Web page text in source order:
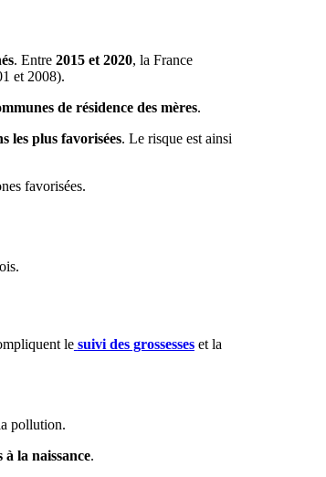
. Entre 2015 et 2020, la France
et 2008).
de résidence des mères.
les plus favorisées. Le risque est ainsi
favorisées.
le suivi des grossesseset la
pollution.
la naissance.